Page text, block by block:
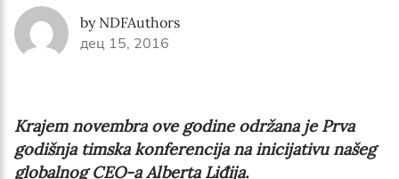
by NDFAuthors
дец 15, 2016
Krajem novembra ove godine održana je Prva
godišnja timska konferencija na inicijativu našeg
globalnog CEO-a Alberta Liđija.
I agree with Privacy Policy